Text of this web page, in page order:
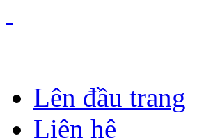
Lên đầu trang
Liên hệ